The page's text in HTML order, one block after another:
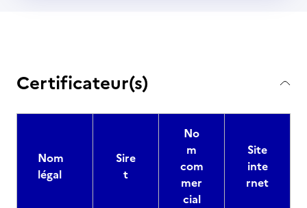
Certificateur(s)
Nom
légal
Sire
t
No
m
com
mer
cial
Site
inte
rnet